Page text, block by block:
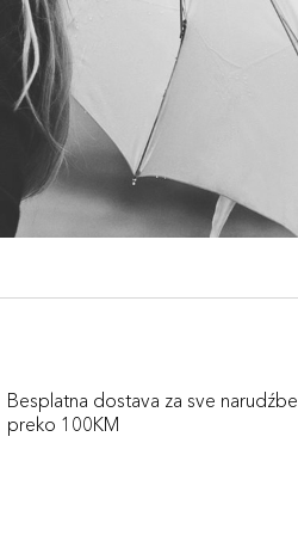
Besplatna dostava za sve narudźbe
preko 100KM